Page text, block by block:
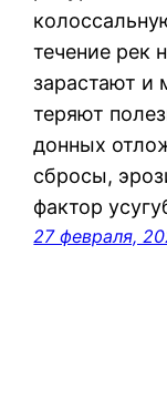
течение рек
зарастают и
теряют
донных
сбросы,
фактор
27 февраля,